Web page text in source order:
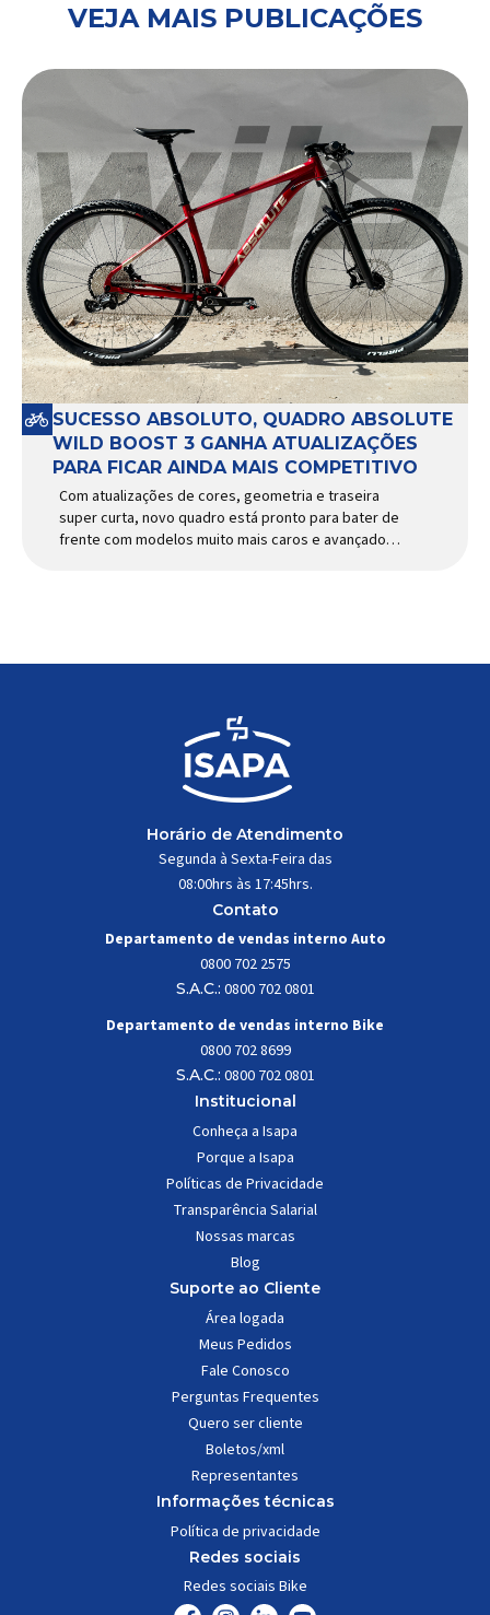
VEJA MAIS PUBLICAÇÕES
SUCESSO ABSOLUTO, QUADRO ABSOLUTE
WILD BOOST 3 GANHA ATUALIZAÇÕES
PARA FICAR AINDA MAIS COMPETITIVO
Com atualizações de cores, geometria e traseira
super curta, novo quadro está pronto para bater de
frente com modelos muito mais caros e avançados
Horário de Atendimento
Segunda à Sexta-Feira das
08:00hrs às 17:45hrs.
Contato
Departamento de vendas interno Auto
0800 702 2575
S.A.C.: 0800 702 0801
Departamento de vendas interno Bike
0800 702 8699
S.A.C.: 0800 702 0801
Institucional
Conheça a Isapa
Porque a Isapa
Políticas de Privacidade
Transparência Salarial
Nossas marcas
Blog
Suporte ao Cliente
Área logada
Meus Pedidos
Fale Conosco
Perguntas Frequentes
Quero ser cliente
Boletos/xml
Representantes
Informações técnicas
Política de privacidade
Redes sociais
Redes sociais Bike